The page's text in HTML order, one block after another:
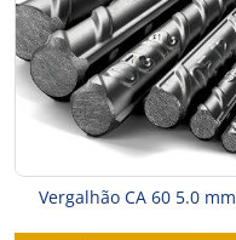
Vergalhão CA 60 5.0 mm